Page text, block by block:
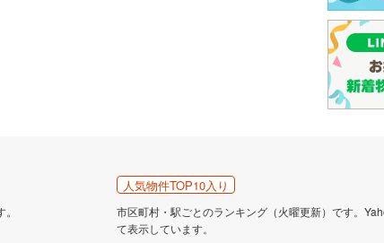
人気物件TOP10入り
市区町村・駅ごとのランキング（火曜更新）です。
て表示しています。